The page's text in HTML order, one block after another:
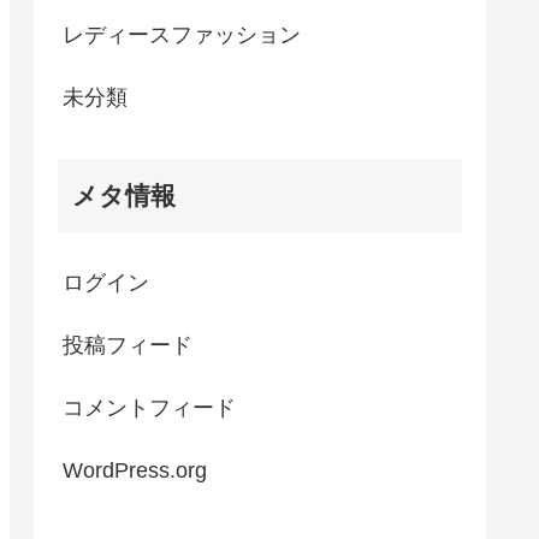
レディースファッション
未分類
メタ情報
ログイン
投稿フィード
コメントフィード
WordPress.org